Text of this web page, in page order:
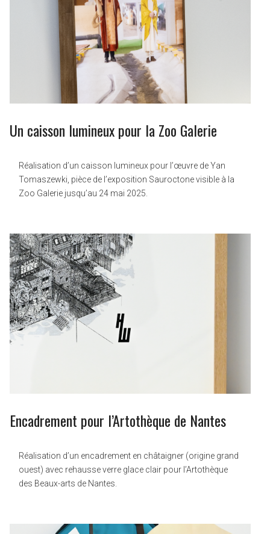
Un caisson lumineux pour la Zoo Galerie
Réalisation d’un caisson lumineux pour l’œuvre de Yan
Tomaszewki, pièce de l’exposition Sauroctone visible à la
Zoo Galerie jusqu’au 24 mai 2025.
Encadrement pour l’Artothèque de Nantes
Réalisation d’un encadrement en châtaigner (origine grand
ouest) avec rehausse verre glace clair pour l’Artothèque
des Beaux-arts de Nantes.